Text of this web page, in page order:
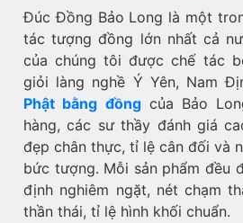
Đúc Đồng Bảo Long là một
tác tượng đồng lớn nhất cả
của chúng tôi được chế tác
giỏi làng nghề Ý Yên, Nam
Phật bằng đồngcủa Bảo
hàng, các sư thầy đánh giá
đẹp chân thực, tỉ lệ cân đối và
bức tượng. Mỗi sản phẩm đều
định nghiêm ngặt, nét chạm
thần thái, tỉ lệ hình khối chuẩn.